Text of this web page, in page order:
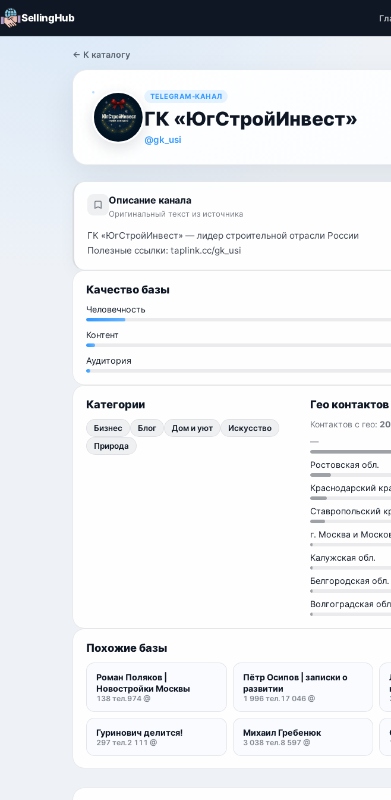
SellingHub
← К каталогу
TELEGRAM-КАНАЛ
ГК «ЮгСтройИнвест»
@gk_usi
Описание канала
Оригинальный текст из источника
ГК «ЮгСтройИнвест» — лидер строительной отрасли России
Полезные ссылки: taplink.cc/gk_usi
Качество базы
Человечность
Контент
Аудитория
Категории
Бизнес Блог Дом и уют
Искусство
Природа
Гео контактов
Контактов с гео:
—
Ростовская обл.
Краснодарский
Ставропольский
г. Москва и
Калужская обл.
Белгородская обл.
Волгоградская
Похожие базы
Роман Поляков |
Новостройки Москвы
138 тел.974 @
Пётр Осипов | записки о
развитии
1 996 тел. 17 046 @
Гуринович делится!
297 тел.2 111 @
Михаил Гребенюк
3 038 тел.8 597 @